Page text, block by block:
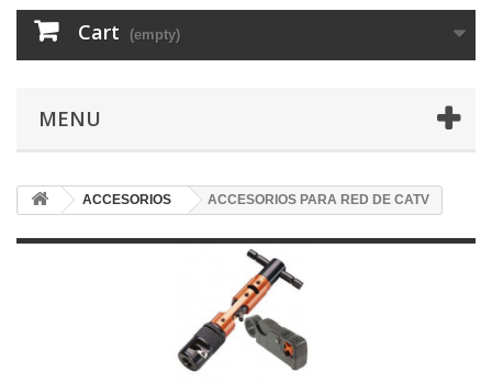
Cart (empty)
MENU
ACCESORIOS ACCESORIOS PARA RED DE CATV